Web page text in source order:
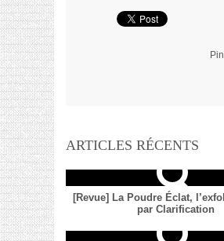
ARTICLES RÉCENTS
[Revue] La Poudre Éclat,
par Clarification